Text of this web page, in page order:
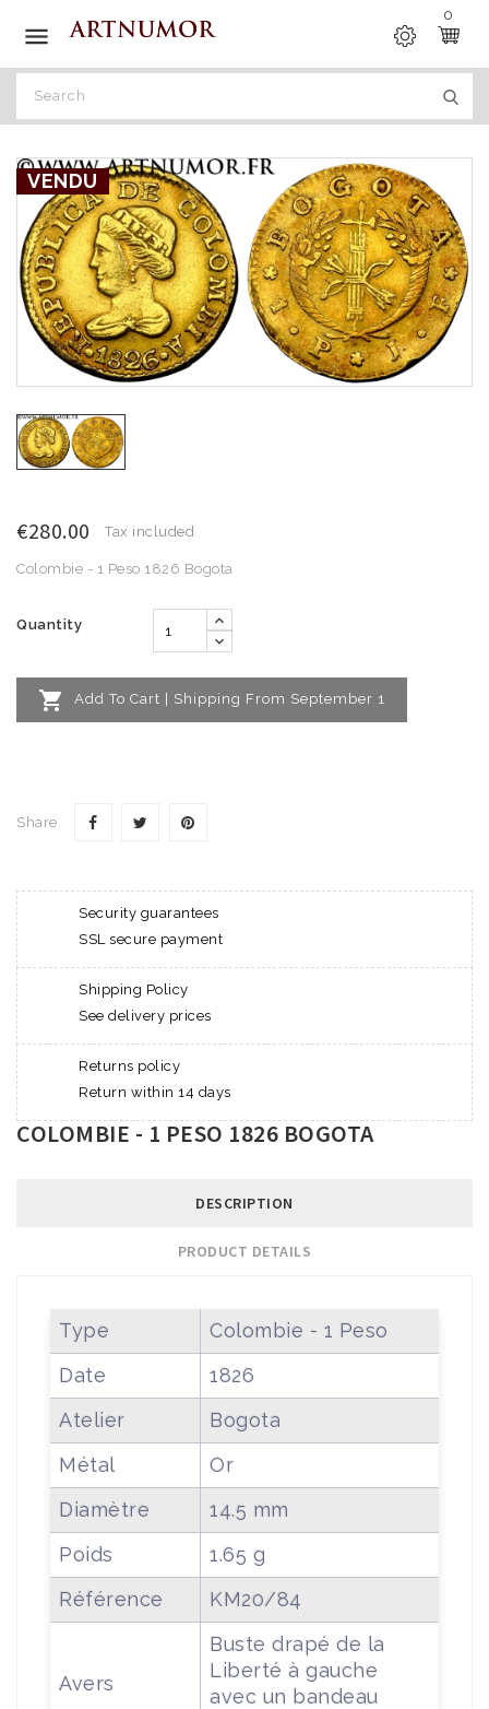

0
VENDU
€280.00 Tax included
Colombie - 1 Peso 1826 Bogota
Quantity
 Add To Cart | Shipping From September 1
Share
Security guarantees
SSL secure payment
Shipping Policy
See delivery prices
Returns policy
Return within 14 days
COLOMBIE - 1 PESO 1826 BOGOTA
DESCRIPTION
PRODUCT DETAILS
Type
Colombie - 1 Peso
Date
1826
Atelier
Bogota
Métal
Or
Diamètre
14.5 mm
Poids
1.65 g
Référence
KM20/84
Avers
Buste drapé de la
Liberté à gauche
avec un bandeau